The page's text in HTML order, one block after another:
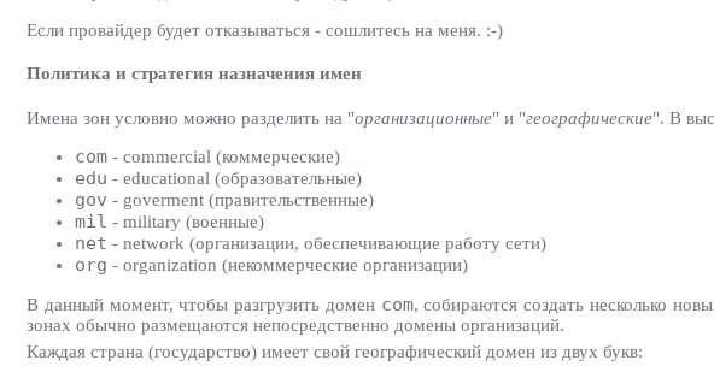
Если провайдер будет отказываться - сошлитесь на меня. :-)
Политика и стратегия назначения имен
Имена зон условно можно разделить на "организационные" и "географические". В
com - commercial (коммерческие)
edu - educational (образовательные)
gov - goverment (правительственные)
mil - military (военные)
net - network (организации, обеспечивающие работу сети)
org - organization (некоммерческие организации)
В данный момент, чтобы разгрузить домен com, собираются создать несколько
зонах обычно размещаются непосредственно домены организаций.
Каждая страна (государство) имеет свой географический домен из двух букв: